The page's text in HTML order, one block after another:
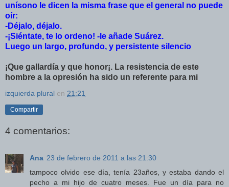
unísono le dicen la misma frase que el general no puede
oír:
-Déjalo, déjalo.
-¡Siéntate, te lo ordeno! -le añade Suárez.
Luego un largo, profundo, y persistente silencio
¡Que gallardía y que honor¡. La resistencia de este
hombre a la opresión ha sido un referente para mi
izquierda plural en 21:21
Compartir
4 comentarios:
Ana 23 de febrero de 2011 a las 21:30
tampoco olvido ese día, tenía 23años, y estaba dando el
pecho a mi hijo de cuatro meses. Fue un día para no